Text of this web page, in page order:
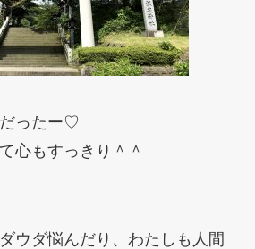
ったー♡
心もすっきり＾＾
ウダ悩んだり、わたしも人間